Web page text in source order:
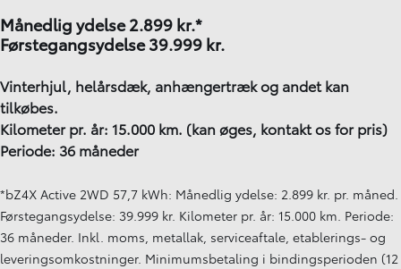
Månedlig ydelse 2.899 kr.*
Førstegangsydelse 39.999 kr.
Vinterhjul, helårsdæk, anhængertræk og andet kan
tilkøbes.
Kilometer pr. år: 15.000 km. (kan øges, kontakt os for pris)
Periode: 36 måneder
*bZ4X Active 2WD 57,7 kWh: Månedlig ydelse: 2.899 kr. pr. måned.
Førstegangsydelse: 39.999 kr. Kilometer pr. år: 15.000 km. Periode:
36 måneder. Inkl. moms, metallak, serviceaftale, etablerings- og
leveringsomkostninger. Minimumsbetaling i bindingsperioden (12